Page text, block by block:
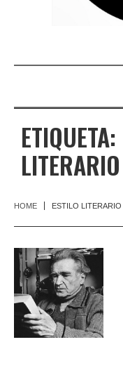
ETIQUETA:
LITERARIO
HOME ESTILO LITERARIO